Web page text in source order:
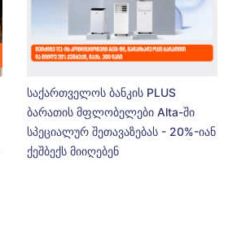
საქართველოს ბანკის PLUS
ბარათის მფლობელები Alta-ში
სპეციალურ შეთავაზებას - 20%-იან
ქეშბექს მიიღებენ